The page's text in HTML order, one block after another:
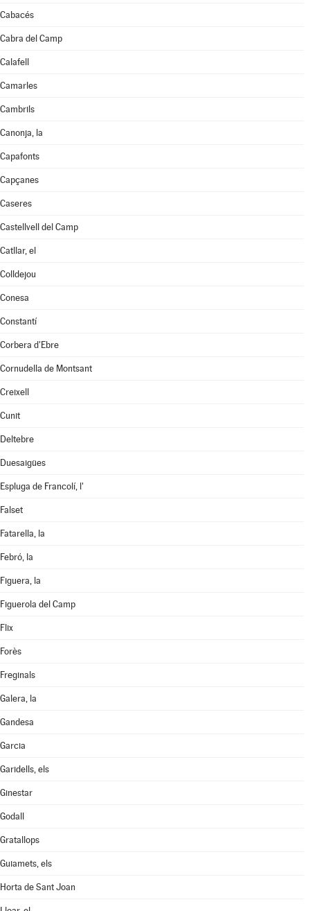
Cabacés
Cabra del Camp
Calafell
Camarles
Cambrils
Canonja, la
Capafonts
Capçanes
Caseres
Castellvell del Camp
Catllar, el
Colldejou
Conesa
Constantí
Corbera d'Ebre
Cornudella de Montsant
Creixell
Cunit
Deltebre
Duesaigües
Espluga de Francolí, l'
Falset
Fatarella, la
Febró, la
Figuera, la
Figuerola del Camp
Flix
Forès
Freginals
Galera, la
Gandesa
Garcia
Garidells, els
Ginestar
Godall
Gratallops
Guiamets, els
Horta de Sant Joan